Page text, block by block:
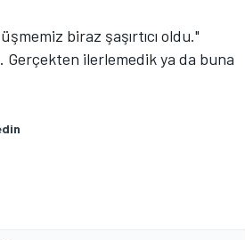
biraz şaşırtıcı oldu."
ilerlemedik ya da buna